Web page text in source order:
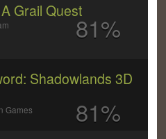
Grail Quest
81%
Shadowlands 3D
Games 81%